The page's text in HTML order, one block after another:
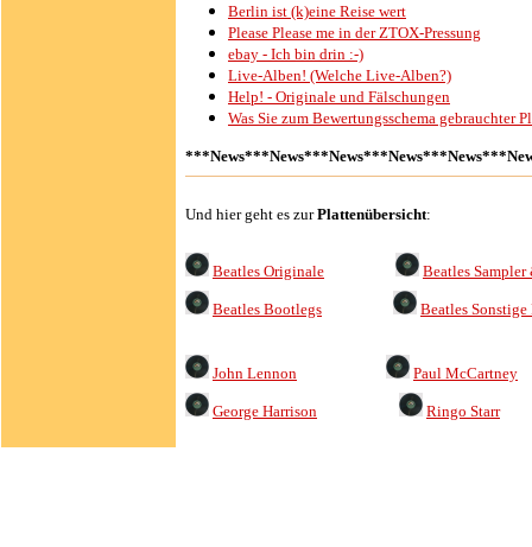
Berlin ist (k)eine Reise wert
Please Please me in der ZTOX-Pressung
ebay - Ich bin drin :-)
Live-Alben! (Welche Live-Alben?)
Help! - Originale und Fälschungen
Was Sie zum Bewertungsschema gebrauchter
Und hier geht es zurPlattenübersicht:
Beatles Originale Beatles
Beatles Bootlegs Beatles Sonstige
John Lennon Paul McCartney
George Harrison Ringo Starr